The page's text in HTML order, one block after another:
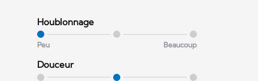
Houblonnage
Peu Beaucoup
Douceur